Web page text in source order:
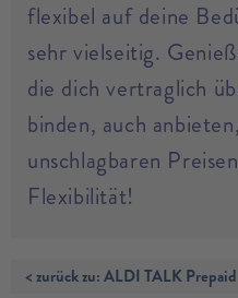
flexibel auf deine
sehr vielseitig.
die dich vertraglich
binden, auch
unschlagbaren
Flexibilität!
< zurück zu: ALDI TALK Prepaid